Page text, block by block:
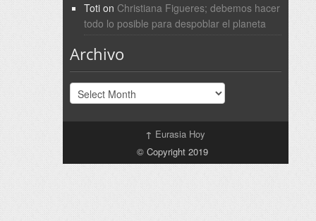
Totion Christiana Figueres; debemos hacer
todo lo posible para despoblar el planeta
Archivo
Archivo
↑ Eurasia Hoy
© Copyright 2019